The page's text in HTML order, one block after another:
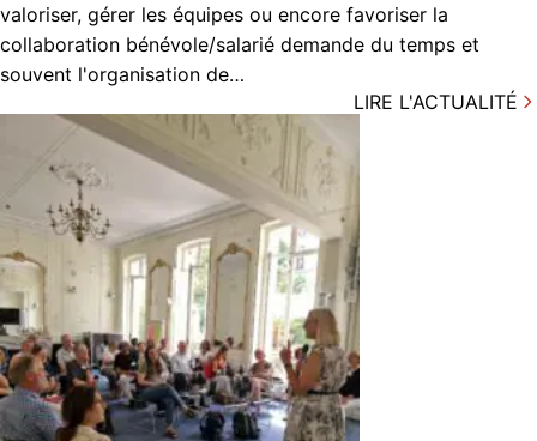
valoriser, gérer les équipes ou encore favoriser la
collaboration bénévole/salarié demande du temps et
souvent l'organisation de…
LIRE L'ACTUALITÉ